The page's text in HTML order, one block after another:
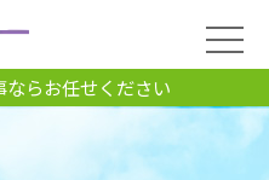
らお任せください